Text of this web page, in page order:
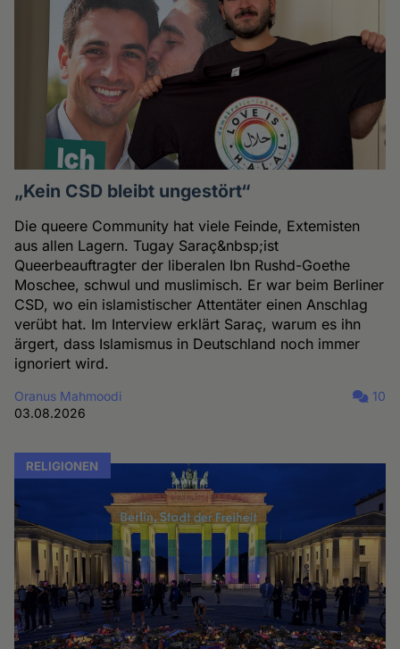
„Kein CSD bleibt ungestört“
Die queere Community hat viele Feinde, Extemisten
aus allen Lagern. Tugay Saraç&nbsp;ist
Queerbeauftragter der liberalen Ibn Rushd-Goethe
Moschee, schwul und muslimisch. Er war beim Berliner
CSD, wo ein islamistischer Attentäter einen Anschlag
verübt hat. Im Interview erklärt Saraç, warum es ihn
ärgert, dass Islamismus in Deutschland noch immer
ignoriert wird.
Oranus Mahmoodi
03.08.2026
10
RELIGIONEN